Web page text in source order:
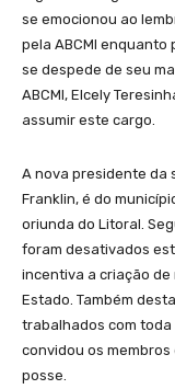
se emocionou ao
pela ABCMI
se despede de seu
ABCMI, Elcely
assumir este cargo.
A nova presidente da
Franklin, é do
oriunda do Litoral.
foram desativados
incentiva a criação de
Estado. Também
trabalhados com toda
convidou os
posse.